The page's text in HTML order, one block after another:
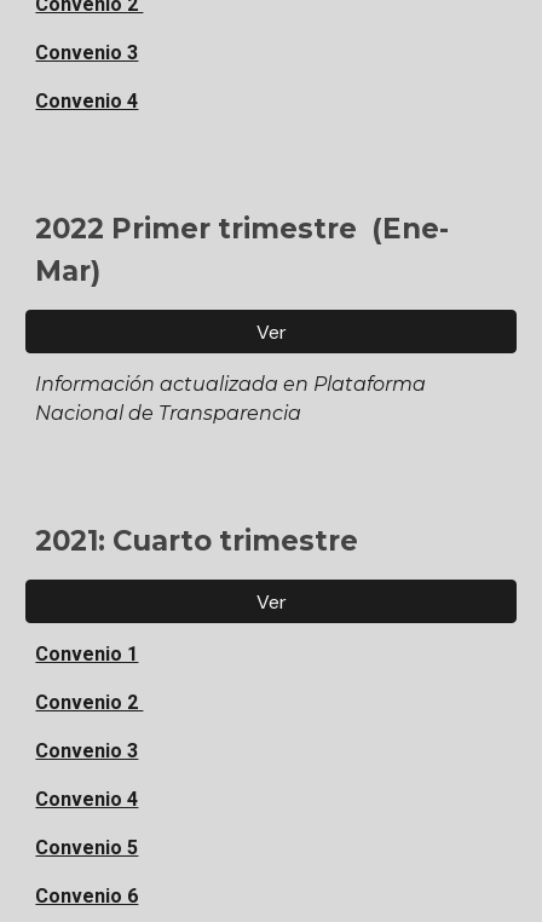
Convenio 3
Convenio 4
2022 Primer trimestre (Ene-
Mar)
Ver
Información actualizada en Plataforma
Nacional de Transparencia
2021: Cuarto trimestre
Ver
Convenio 1
Convenio 2
Convenio 3
Convenio 4
Convenio 5
Convenio 6